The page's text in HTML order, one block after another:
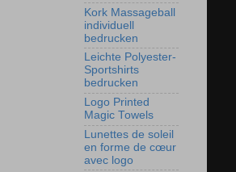
Kork Massageball
individuell
bedrucken
Leichte Polyester-
Sportshirts
bedrucken
Logo Printed
Magic Towels
Lunettes de soleil
en forme de cœur
avec logo